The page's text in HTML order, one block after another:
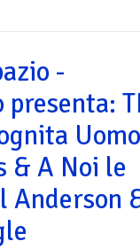
-
& A Noi le
Anderson